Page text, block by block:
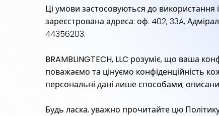
Ці умови застосовуються до використання
зареєстрована адреса: оф. 402, 33A,
44356203.
BRAMBLINGTECH, LLC розуміє, що ваша
поважаємо та цінуємо конфіденційність
персональні дані лише способами,
Будь ласка, уважно прочитайте цю